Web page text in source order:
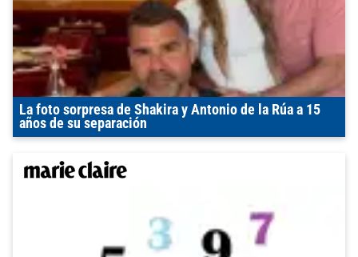
La foto sorpresa de Shakira y Antonio de la Rúa a 15
años de su separación